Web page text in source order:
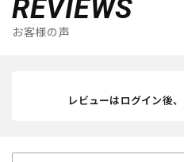
REVIEWS
お客様の声
レビューはログイン後